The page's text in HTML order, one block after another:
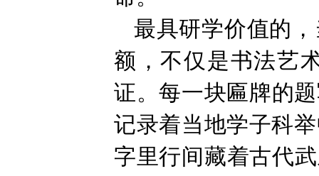
最具研学价值的
额，不仅是书法艺
证。每一块匾牌的
记录着当地学子科
字里行间藏着古代